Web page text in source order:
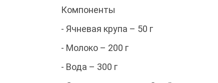
Компоненты
- Ячневая крупа – 50 г
- Молоко – 200 г
- Вода – 300 г